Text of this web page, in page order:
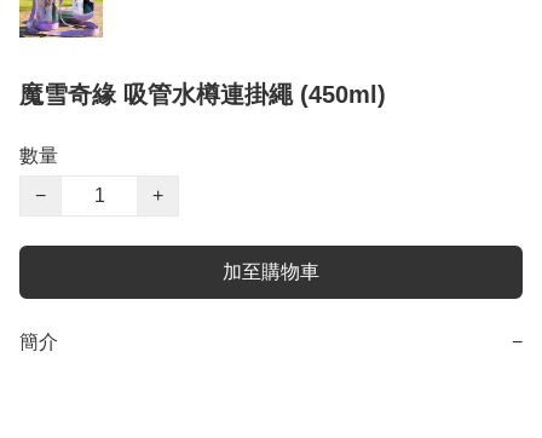
魔雪奇緣 吸管水樽連掛繩 (450ml)
數量
−
+
加至購物車
簡介 −